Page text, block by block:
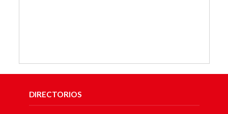
DIRECTORIOS